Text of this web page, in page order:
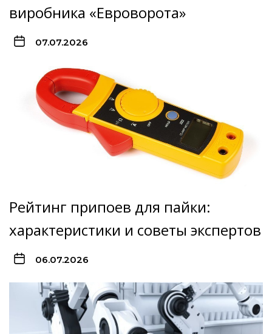
виробника «Евроворота»
07.07.2026
Рейтинг припоев для пайки:
характеристики и советы экспертов
06.07.2026